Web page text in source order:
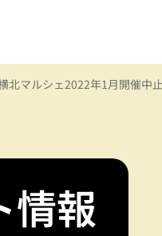
北マルシェ2022年1月開催中
情報